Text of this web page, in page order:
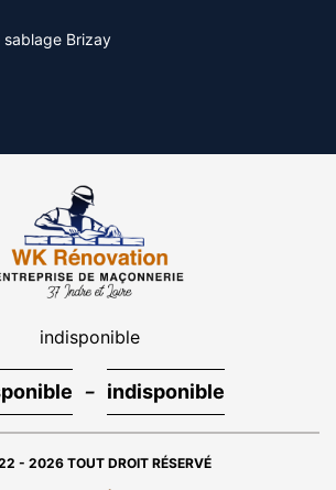
sablage Brizay
indisponible
- indisponible
- 2026 TOUT DROIT RÉSERVÉ